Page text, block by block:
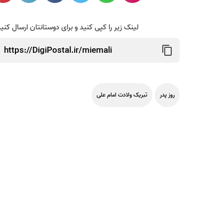
لینک زیر را کپی کنید و برای دوستانتان ارسال
روز پدر تبریک ولادت امام علی